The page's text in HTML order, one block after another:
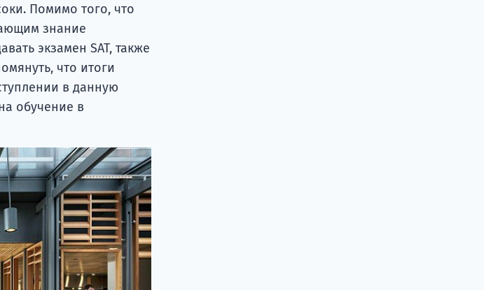
Помимо того, что
знание
экзамен SAT, также
что итоги
в данную
обучение в